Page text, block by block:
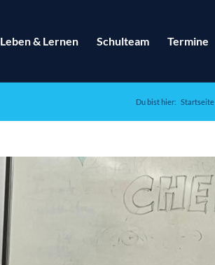
Leben & Lernen Schulteam Termine
Du bist hier: Startseite